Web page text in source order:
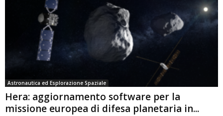
Astronautica ed Esplorazione Spaziale
Hera: aggiornamento software per la
missione europea di difesa planetaria in...